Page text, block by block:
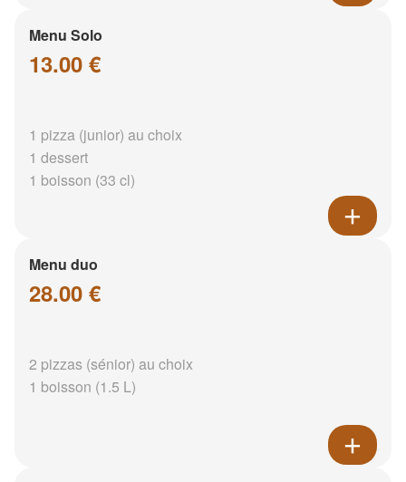
Menu Solo
13.00 €
1 pizza (junior) au choix
1 dessert
1 boisson (33 cl)
Menu duo
28.00 €
2 pizzas (sénior) au choix
1 boisson (1.5 L)